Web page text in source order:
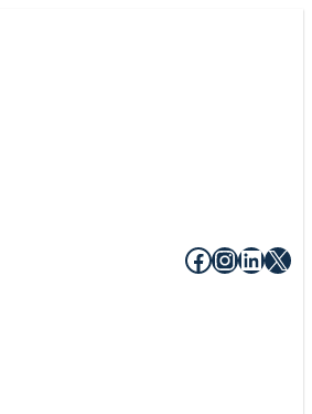
Facebook
X